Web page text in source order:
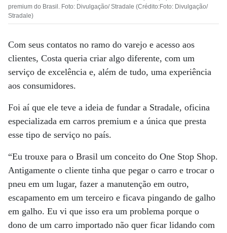
premium do Brasil. Foto: Divulgação/ Stradale (Crédito:Foto: Divulgação/
Stradale)
Com seus contatos no ramo do varejo e acesso aos
clientes, Costa queria criar algo diferente, com um
serviço de excelência e, além de tudo, uma experiência
aos consumidores.
Foi aí que ele teve a ideia de fundar a Stradale, oficina
especializada em carros premium e a única que presta
esse tipo de serviço no país.
“Eu trouxe para o Brasil um conceito do One Stop Shop.
Antigamente o cliente tinha que pegar o carro e trocar o
pneu em um lugar, fazer a manutenção em outro,
escapamento em um terceiro e ficava pingando de galho
em galho. Eu vi que isso era um problema porque o
dono de um carro importado não quer ficar lidando com